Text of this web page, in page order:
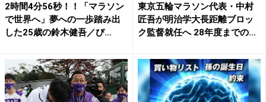
2時間4分56秒！！「マラソン
で世界へ」夢への一歩踏み出
した25歳の鈴木健吾／び...
東京五輪マラソン代表・中村
匠吾が明治学大長距離ブロッ
ク監督就任へ 28年度までの...